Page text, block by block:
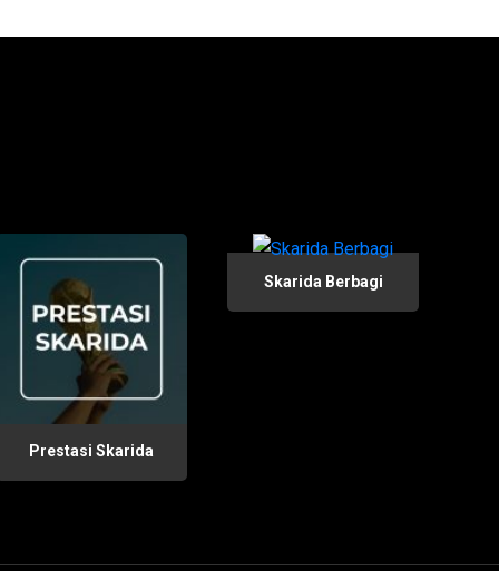
Prestasi Skarida
Skarida Berbagi